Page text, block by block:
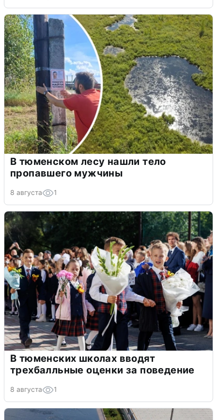
В тюменском лесу нашли тело
пропавшего мужчины
8 августа 1
В тюменских школах вводят
трехбалльные оценки за поведение
8 августа 1